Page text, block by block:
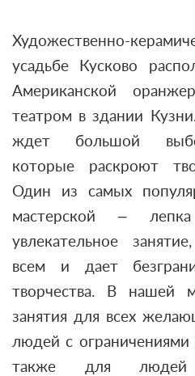
Художественно-
усадьбе Кусково
Американской
театром в здании
ждет большой
которые раскроют
Один из самых
мастерской –
увлекательное
всем и дает
творчества. В нашей
занятия для всех
людей с
также для людей